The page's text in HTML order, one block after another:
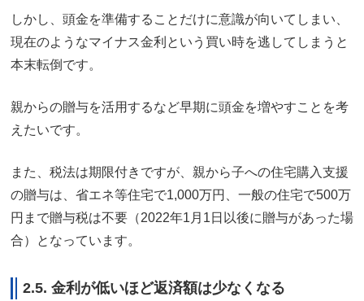
しかし、頭金を準備することだけに意識が向いてしまい、
現在のようなマイナス金利という買い時を逃してしまうと
本末転倒です。
親からの贈与を活用するなど早期に頭金を増やすことを考
えたいです。
また、税法は期限付きですが、親から子への住宅購入支援
の贈与は、省エネ等住宅で1,000万円、一般の住宅で500万
円まで贈与税は不要（2022年1月1日以後に贈与があった場
合）となっています。
2.5. 金利が低いほど返済額は少なくなる